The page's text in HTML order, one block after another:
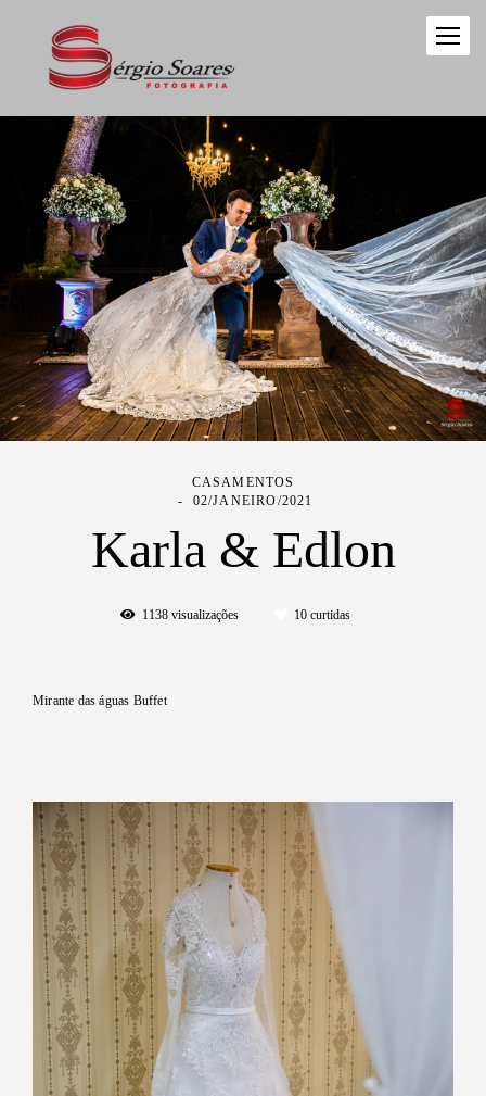
CASAMENTOS
02/JANEIRO/2021
Karla & Edlon
1138visualizações 10curtidas
Mirante das águas Buffet